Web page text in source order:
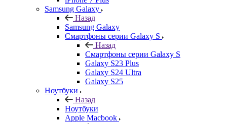
Samsung Galaxy
Назад
Samsung Galaxy
Смартфоны серии Galaxy S
Назад
Смартфоны серии Galaxy S
Galaxy S23 Plus
Galaxy S24 Ultra
Galaxy S25
Ноутбуки
Назад
Ноутбуки
Apple Macbook